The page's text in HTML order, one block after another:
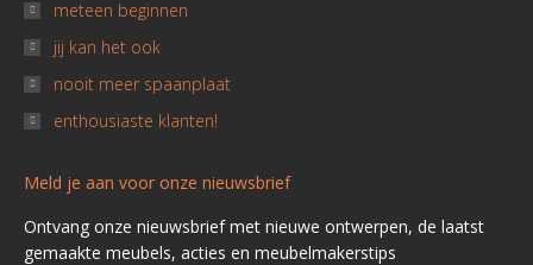
meteen beginnen
jij kan het ook
nooit meer spaanplaat
enthousiaste klanten!
Meld je aan voor onze nieuwsbrief
Ontvang onze nieuwsbrief met nieuwe ontwerpen, de laatst
gemaakte meubels, acties en meubelmakerstips